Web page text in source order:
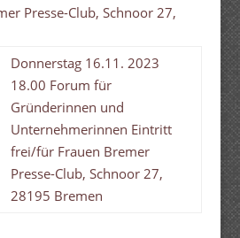
Presse-Club, Schnoor 27,
Donnerstag 16.11. 2023
18.00 Forum für
Gründerinnen und
Unternehmerinnen Eintritt
frei/für Frauen Bremer
Presse-Club, Schnoor 27,
28195 Bremen